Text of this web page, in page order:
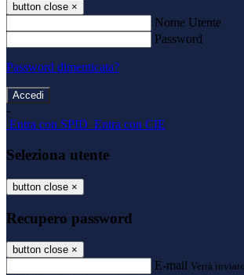
button close ×
Nome Utente
Password
Password dimenticata?
-
Entra con SPID Entra con CIE
Seleziona utente
button close ×
Recupero password
button close ×
E-mail Verrà